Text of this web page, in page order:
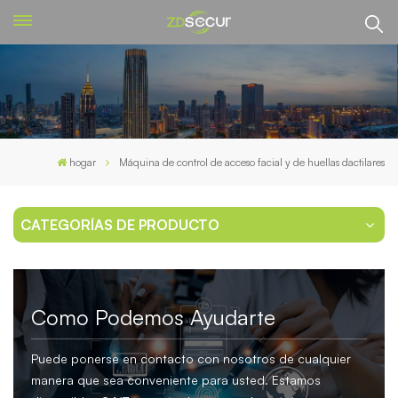
hogar Máquina de control de acceso facial y de huellas dactilares
CATEGORÍAS DE PRODUCTO
Como Podemos Ayudarte
Puede ponerse en contacto con nosotros de cualquier
manera que sea conveniente para usted. Estamos